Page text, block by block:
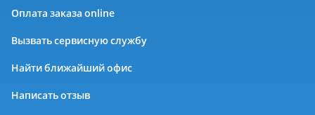
Оплата заказа online
Вызвать сервисную службу
Найти ближайший офис
Написать отзыв